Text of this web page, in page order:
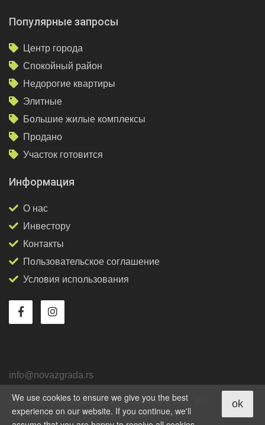
Популярные запросы
Центр города
Спокойный район
Недорогие квартиры
Элитные
Большие жилые комплексы
Продано
Участок готовится
Информация
О нас
Инвестору
Контакты
Пользовательское соглашение
Условия использования
info@novazgrada.rs
Белград, Стари град,Тадеуша Кошчушка, 92
Время работы с 9-00 до 18-00 пон - пят
We use cookies to ensure we give you the best
experience on our website. If you continue, we'll
ok